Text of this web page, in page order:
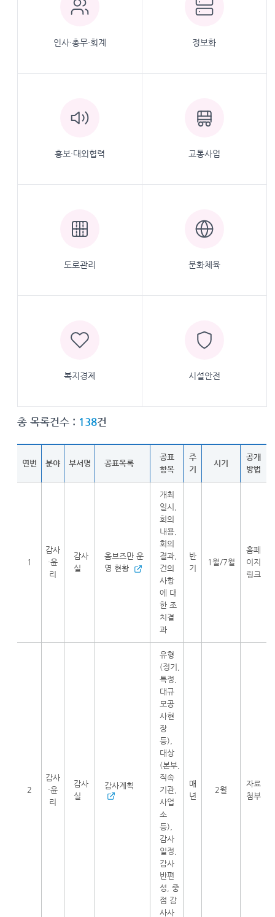
인사·총무·회계 정보화
홍보·대외협력 교통사업
도로관리 문화체육
복지경제 시설안전
총 목록건수 : 138건
연번 분야 부서명 공표목록
공표
항목
주
기
시기
공개
방법
1
감사
·윤
리
감사
실
옴브즈만 운
영 현황
개최
일시,
회의
내용,
회의
결과,
건의
사항
에 대
한 조
치결
과
반
기
1월/7월
홈페
이지
링크
2
감사
·윤
리
감사
실
감사계획
유형
(정기,
특정,
대규
모공
사현
장
등),
대상
(본부,
직속
기관,
사업
소
등),
감사
일정,
감사
반편
성, 중
점 감
사사
매
년
2월
자료
첨부